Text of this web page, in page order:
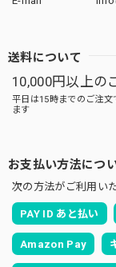
送料について
10,000円以上の
平日は15時までのご注
ます
お支払い方法につ
次の方法がご利用い
PAY ID あと払い
Amazon Pay